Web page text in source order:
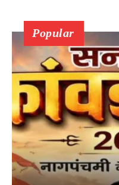
Popular